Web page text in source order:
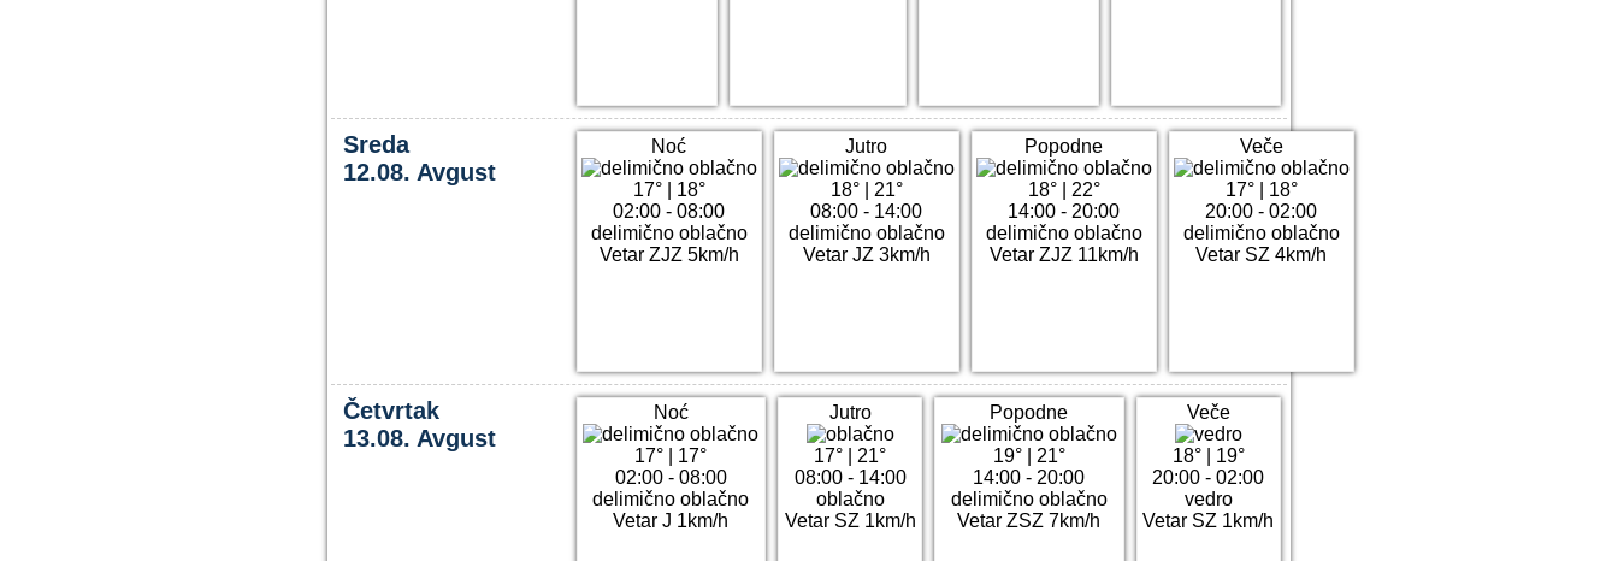
Sreda
12.08. Avgust
Noć
17°| 18°
02:00 - 08:00
delimično oblačno
Vetar ZJZ 5km/h
Jutro
18°| 21°
08:00 - 14:00
delimično oblačno
Vetar JZ 3km/h
Popodne
18°| 22°
14:00 - 20:00
delimično oblačno
Vetar ZJZ 11km/h
Veče
17°| 18°
20:00 - 02:00
delimično oblačno
Vetar SZ 4km/h
Četvrtak
13.08. Avgust
Noć
17°
17°
02:00 - 08:00
delimično oblačno
Vetar J 1km/h
Jutro
17°
21°
08:00 - 14:00
oblačno
Vetar SZ 1km/h
Popodne
19°| 21°
14:00 - 20:00
delimično oblačno
Vetar ZSZ 7km/h
Veče
18°| 19°
20:00 - 02:00
vedro
Vetar SZ 1km/h